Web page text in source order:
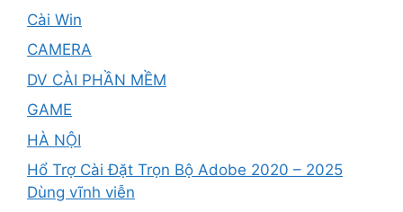
Cài Win
CAMERA
DV CÀI PHẦN MỀM
GAME
HÀ NỘI
Hổ Trợ Cài Đặt Trọn Bộ Adobe 2020 – 2025
Dùng vĩnh viễn